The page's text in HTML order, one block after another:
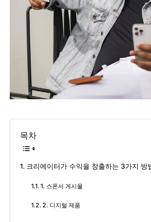
목차
크리에이터가 수익을 창출하는 3가지 방
1. 스폰서 게시물
2. 디지털 제품